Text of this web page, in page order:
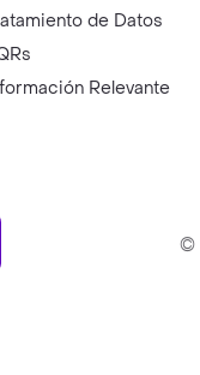
de Datos
Relevante
©